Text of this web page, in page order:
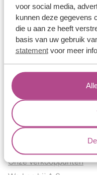
voor social media,
kunnen deze gegevens
die u aan ze heeft
basis van uw gebruik
statementvoor meer
Aller Spanninga
Historie
Certificaten
Blogs
Jouw voordelen
Conflictvrije Materialen
Oneindig veel
Kwaliteit
Juweliers & Contact
Onze verkooppunten